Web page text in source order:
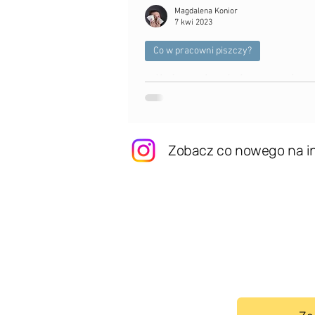
Alicja w krainie czarów
Co w pracowni piszczy?
Magdalena Konior
7 kwi 2023
Zobacz co nowego na